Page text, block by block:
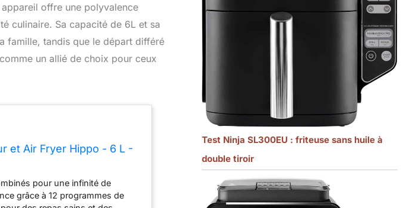
offre une polyvalence
culinaire. Sa capacité de 6L et sa
famille, tandis que le départ différé
un allié de choix pour ceux
et Air Fryer Hippo - 6 L -
pour une infinité de
grâce à 12 programmes de
Test Ninja SL300EU : friteuse sans huile à
double tiroir